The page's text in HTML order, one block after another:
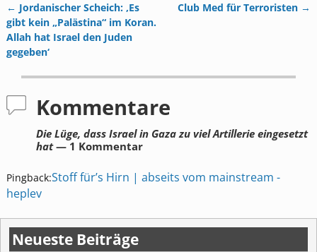
Artikelnavigation
← Jordanischer Scheich: ‚Es
gibt kein „Palästina“ im Koran.
Allah hat Israel den Juden
gegeben‘
Club Med für Terroristen →
Kommentare
Die Lüge, dass Israel in Gaza zu viel Artillerie eingesetzt
hat— 1 Kommentar
Pingback:Stoff für’s Hirn | abseits vom mainstream -
heplev
Neueste Beiträge